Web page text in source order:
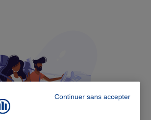
Continuer sans accepter